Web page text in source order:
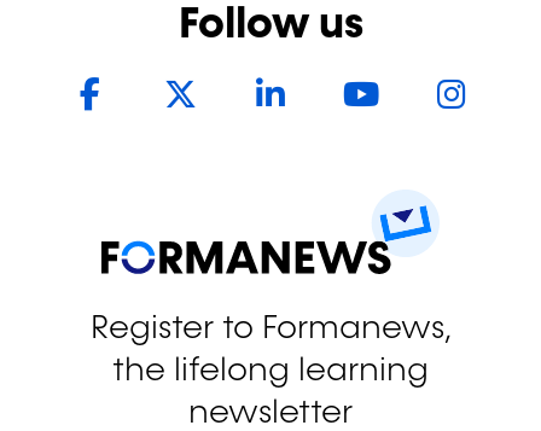
Follow us
FacebookTwitter LinkedInYouTube
Register to Formanews,
the lifelong learning
newsletter